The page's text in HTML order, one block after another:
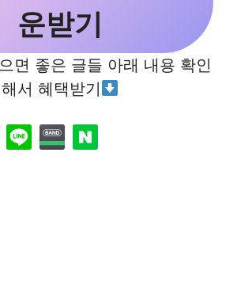
운받기
면 좋은 글들 아래 내용 확인
해서 혜택받기